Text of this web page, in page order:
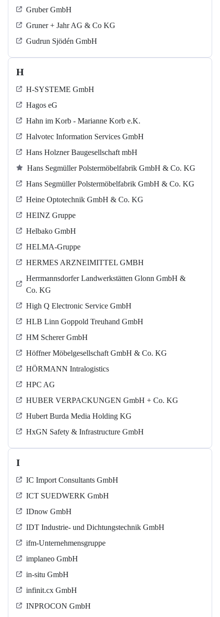
Gruber GmbH
Gruner + Jahr AG & Co KG
Gudrun Sjödén GmbH
H
H-SYSTEME GmbH
Hagos eG
Hahn im Korb - Marianne Korb e.K.
Halvotec Information Services GmbH
Hans Holzner Baugesellschaft mbH
Hans Segmüller Polstermöbelfabrik GmbH & Co. KG
Hans Segmüller Polstermöbelfabrik GmbH & Co. KG
Heine Optotechnik GmbH & Co. KG
HEINZ Gruppe
Helbako GmbH
HELMA-Gruppe
HERMES ARZNEIMITTEL GMBH
Herrmannsdorfer Landwerkstätten Glonn GmbH &
Co. KG
High Q Electronic Service GmbH
HLB Linn Goppold Treuhand GmbH
HM Scherer GmbH
Höffner Möbelgesellschaft GmbH & Co. KG
HÖRMANN Intralogistics
HPC AG
HUBER VERPACKUNGEN GmbH + Co. KG
Hubert Burda Media Holding KG
HxGN Safety & Infrastructure GmbH
I
IC Import Consultants GmbH
ICT SUEDWERK GmbH
IDnow GmbH
IDT Industrie- und Dichtungstechnik GmbH
ifm-Unternehmensgruppe
implaneo GmbH
in-situ GmbH
infinit.cx GmbH
INPROCON GmbH